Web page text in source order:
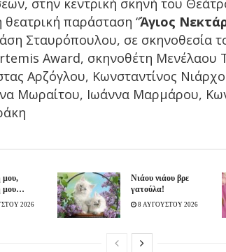
παράσταση “Άγιος
Σταυρόπουλου, σε σκηνοθεσία
Award, σκηνοθέτη Μενέλαου
Αρζόγλου, Κωνσταντίνος
Μωραίτου, Ιωάννα Μαρμάρου,
μου,
μου…
2026
Νιάου νιάου βρε
γατούλα!
8 ΑΥΓΟΥΣΤΟΥ 2026